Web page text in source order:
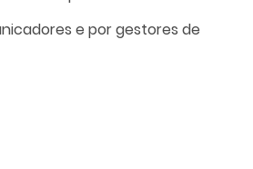
e por gestores de